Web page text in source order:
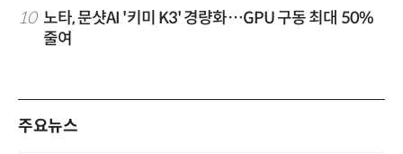
10 노타, 문샷AI '키미 K3' 경량화…GPU 구동 최대 50%
줄여
주요뉴스